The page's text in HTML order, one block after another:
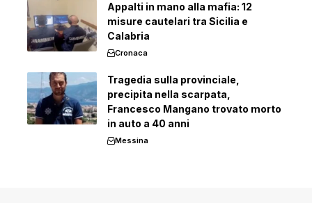
Appalti in mano alla mafia: 12
misure cautelari tra Sicilia e
Calabria
Cronaca
Tragedia sulla provinciale,
precipita nella scarpata,
Francesco Mangano trovato morto
in auto a 40 anni
Messina